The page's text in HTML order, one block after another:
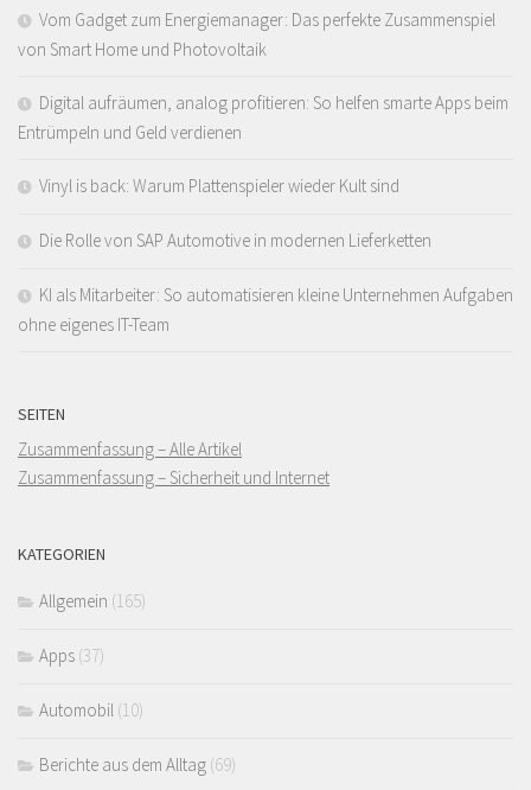
Vom Gadget zum Energiemanager: Das perfekte Zusammenspiel
von Smart Home und Photovoltaik
Digital aufräumen, analog profitieren: So helfen smarte Apps beim
Entrümpeln und Geld verdienen
Vinyl is back: Warum Plattenspieler wieder Kult sind
Die Rolle von SAP Automotive in modernen Lieferketten
KI als Mitarbeiter: So automatisieren kleine Unternehmen Aufgaben
ohne eigenes IT-Team
SEITEN
Zusammenfassung – Alle Artikel
Zusammenfassung – Sicherheit und Internet
KATEGORIEN
Allgemein (165)
Apps (37)
Automobil (10)
Berichte aus dem Alltag (69)